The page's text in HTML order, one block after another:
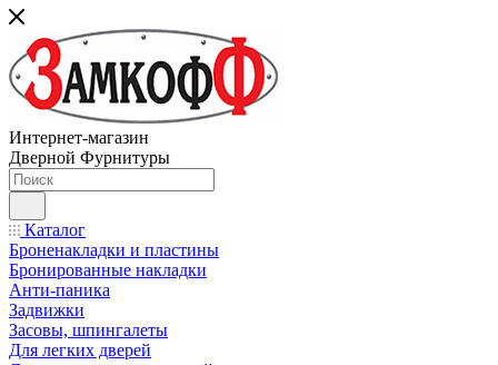
Интернет-магазин
Дверной Фурнитуры
Каталог
Броненакладки и пластины
Бронированные накладки
Анти-паника
Задвижки
Засовы, шпингалеты
Для легких дверей